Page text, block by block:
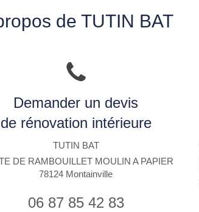
de TUTIN BAT
Demander un devis
de rénovation intérieure
TUTIN BAT
DE RAMBOUILLET MOULIN A PAPIER
78124 Montainville
06 87 85 42 83